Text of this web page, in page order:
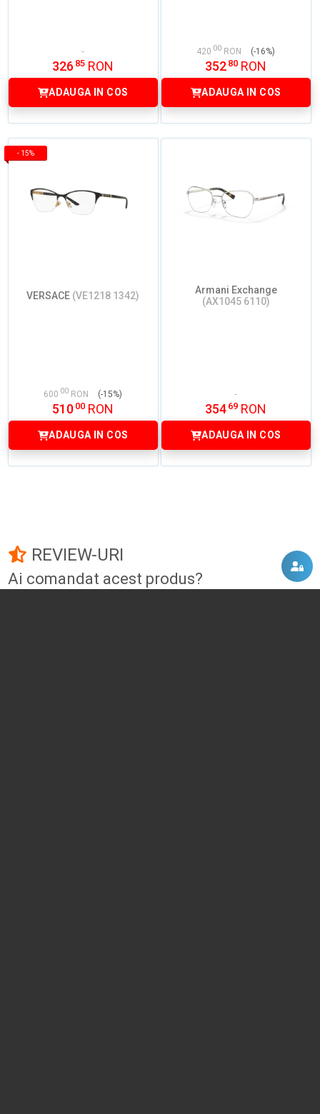
326 85 RON
ADAUGA IN COS
420 00 RON (-16%)
352 80 RON
ADAUGA IN COS
- 15%
VERSACE (VE1218 1342)
600 00 RON (-15%)
510 00 RON
ADAUGA IN COS
Armani Exchange
(AX1045 6110)
354 69 RON
ADAUGA IN COS
REVIEW-URI
Ai comandat acest produs?